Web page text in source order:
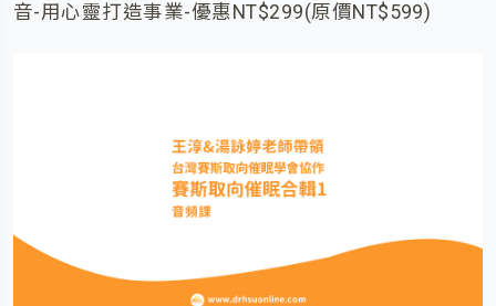
音-用心靈打造事業-優惠NT$299(原價NT$599)